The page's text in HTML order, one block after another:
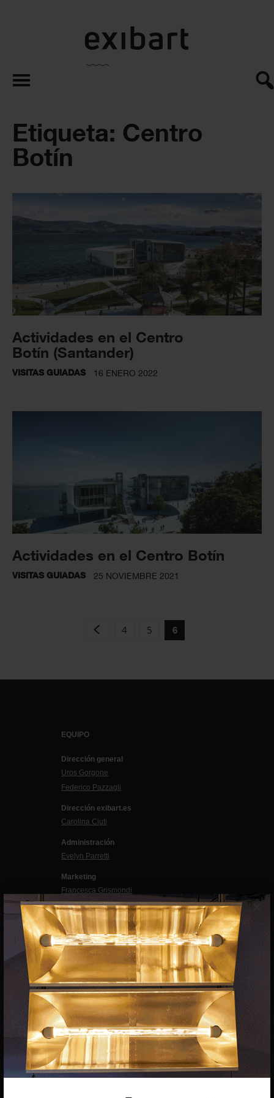
×
exibart.es
Etiqueta: Centro
Botín
Actividades en el Centro
Botín (Santander)
VISITAS GUIADAS 16 ENERO 2022
Actividades en el Centro Botín
VISITAS GUIADAS 25 NOVIEMBRE 2021
4 5 6
EQUIPO
Dirección general
Uros Gorgone
Federico Pazzagli
Dirección exibart.es
Carolina Ciuti
Administración
Evelyn Parretti
Marketing
Francesca Grismondi
Programación y diseño web
Giovanni Costante
Marcello Moi
EXIBART SPAIN, S.L.U.
AVINGUDA ROMA, 12
08015 BARCELONA